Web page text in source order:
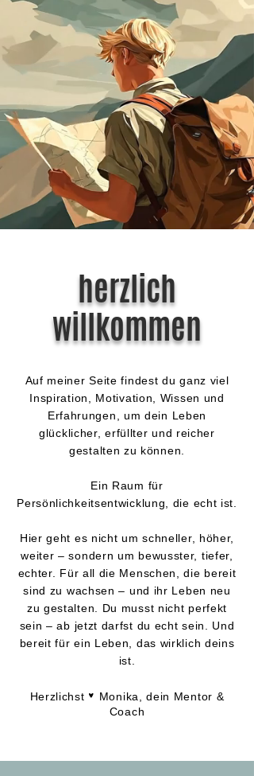
herzlich
willkommen
Auf meiner Seite findest du ganz viel
Inspiration, Motivation, Wissen und
Erfahrungen, um dein Leben
glücklicher, erfüllter und reicher
gestalten zu können.
Ein Raum für
Persönlichkeitsentwicklung, die echt ist.
Hier geht es nicht um schneller, höher,
weiter – sondern um bewusster, tiefer,
echter. Für all die Menschen, die bereit
sind zu wachsen – und ihr Leben neu
zu gestalten. Du musst nicht perfekt
sein – ab jetzt darfst du echt sein. Und
bereit für ein Leben, das wirklich deins
ist.
Herzlichst o Monika, dein Mentor &
Coach